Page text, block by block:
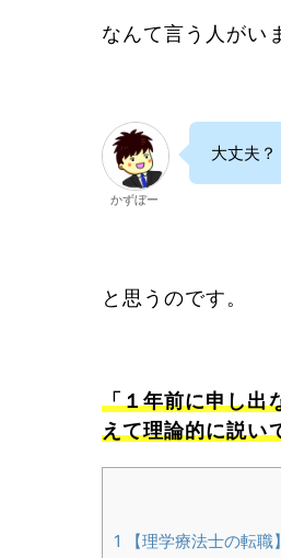
なんて言う人がい
かずぼー
大丈夫？
と思うのです。
「１年前に申し出
えて理論的に説い
1
【理学療法士の転